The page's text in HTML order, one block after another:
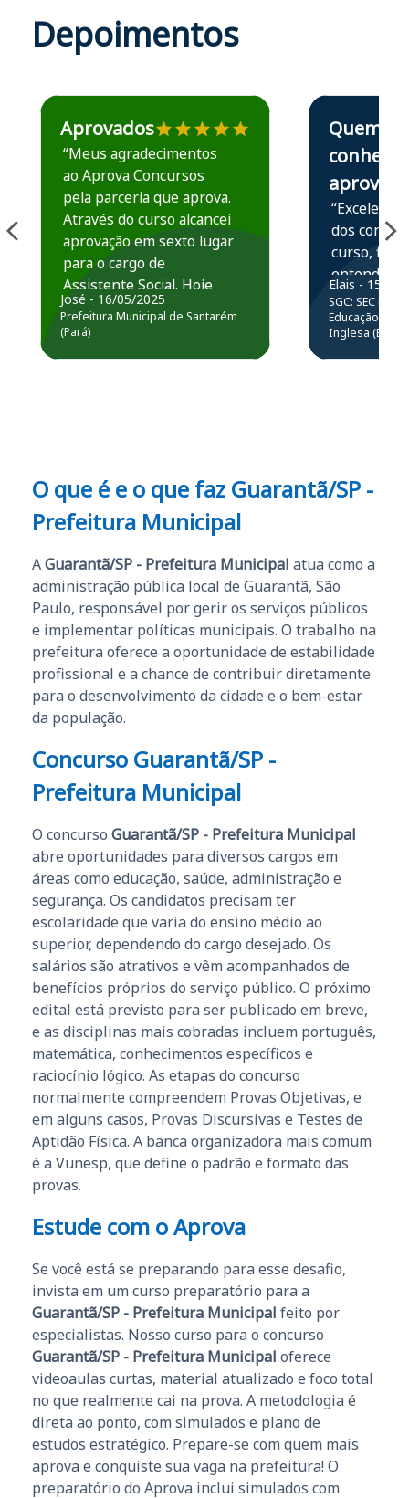
Depoimentos
Estudante José recomenda o Aprova Concursos em
Aprovados
“Meus agradecimentos
ao Aprova Concursos
pela parceria que aprova.
Através do curso alcancei
aprovação em sexto lugar
para o cargo de
Assistente Social. Hoje
estou atuando na
Prefeitura de Santarém.
José - 16/05/2025
Prefeitura Municipal de Santarém
(Pará)
Estudante Elais
Quem
conhece,
aprova
“Excelente
dos
curso,
entender e
prática
resolução
questões.”
Elais - 15/07/
SGC: SEC BA
Educação
Inglesa (Edital
O que é e o que faz Guarantã/SP -
Prefeitura Municipal
AGuarantã/SP - Prefeitura Municipal atua como a
administração pública local de Guarantã, São
Paulo, responsável por gerir os serviços públicos
e implementar políticas municipais. O trabalho na
prefeitura oferece a oportunidade de estabilidade
profissional e a chance de contribuir diretamente
para o desenvolvimento da cidade e o bem-estar
da população.
Concurso Guarantã/SP -
Prefeitura Municipal
O concurso Guarantã/SP - Prefeitura Municipal
abre oportunidades para diversos cargos em
áreas como educação, saúde, administração e
segurança. Os candidatos precisam ter
escolaridade que varia do ensino médio ao
superior, dependendo do cargo desejado. Os
salários são atrativos e vêm acompanhados de
benefícios próprios do serviço público. O próximo
edital está previsto para ser publicado em breve,
e as disciplinas mais cobradas incluem português,
matemática, conhecimentos específicos e
raciocínio lógico. As etapas do concurso
normalmente compreendem Provas Objetivas, e
em alguns casos, Provas Discursivas e Testes de
Aptidão Física. A banca organizadora mais comum
é a Vunesp, que define o padrão e formato das
provas.
Estude com o Aprova
Se você está se preparando para esse desafio,
invista em um curso preparatório para a
Guarantã/SP - Prefeitura Municipal feito por
especialistas. Nosso curso para o concurso
Guarantã/SP - Prefeitura Municipal oferece
videoaulas curtas, material atualizado e foco total
no que realmente cai na prova. A metodologia é
direta ao ponto, com simulados e plano de
estudos estratégico. Prepare-se com quem mais
aprova e conquiste sua vaga na prefeitura! O
preparatório do Aprova inclui simulados com